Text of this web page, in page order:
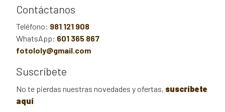
Contáctanos
Teléfono: 981 121 908
WhatsApp: 601 365 867
fotololy@gmail.com
Suscríbete
No te pierdas nuestras novedades y ofertas, suscríbete
aquí